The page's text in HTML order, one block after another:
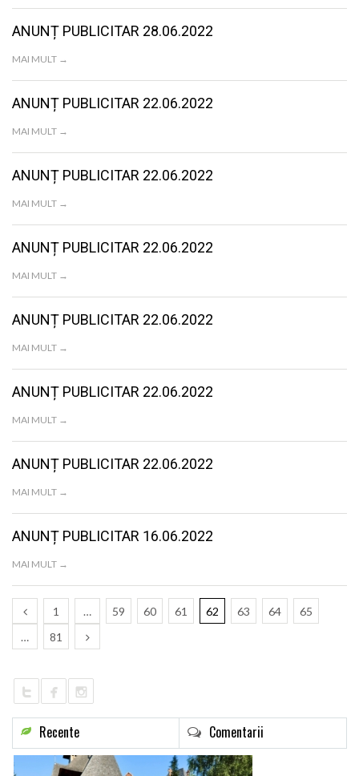
LIFE
ANUNȚ PUBLICITAR 28.06.2022
MAI MULT →
ANUNȚ PUBLICITAR 22.06.2022
MAI MULT →
ANUNȚ PUBLICITAR 22.06.2022
MAI MULT →
ANUNȚ PUBLICITAR 22.06.2022
MAI MULT →
ANUNȚ PUBLICITAR 22.06.2022
MAI MULT →
ANUNȚ PUBLICITAR 22.06.2022
MAI MULT →
ANUNȚ PUBLICITAR 22.06.2022
MAI MULT →
ANUNȚ PUBLICITAR 16.06.2022
MAI MULT →
1 … 59 60 61 62 63 64
65
…
81
Recente Comentarii